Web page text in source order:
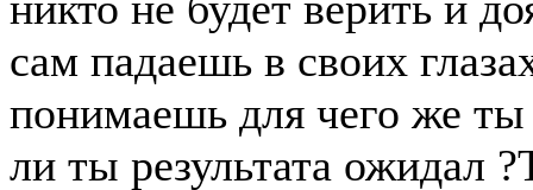
сам падаешь в своих
понимаешь для чего же ты
ли ты результата ожидал